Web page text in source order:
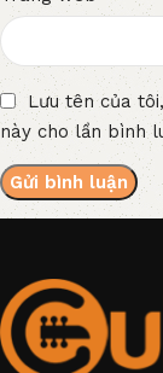
Lưu tên của
này cho lần bình